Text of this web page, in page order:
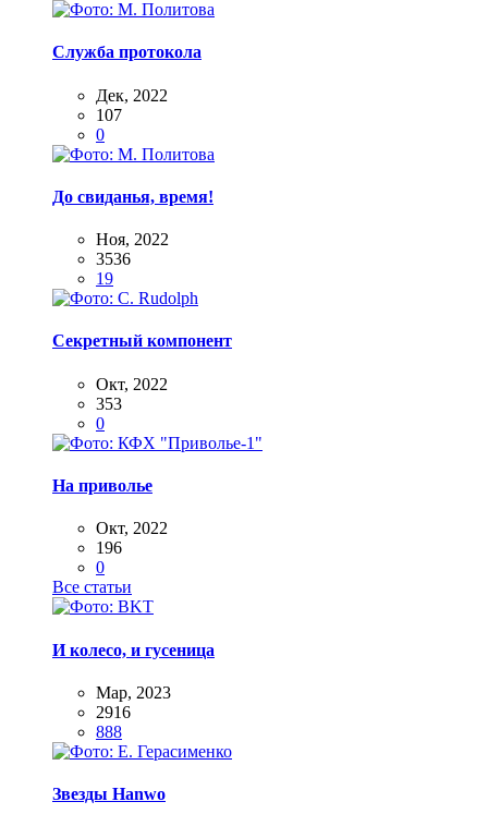
Служба протокола
Дек, 2022
107
0
До свиданья, время!
Ноя, 2022
3536
19
Секретный компонент
Окт, 2022
353
0
На приволье
Окт, 2022
196
0
Все статьи
И колесо, и гусеница
Мар, 2023
2916
888
Звезды Hanwo